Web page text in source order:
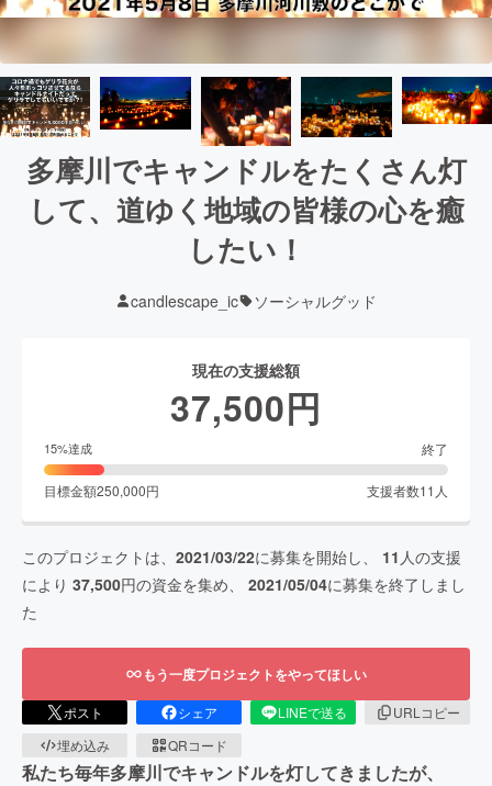
多摩川でキャンドルをたくさん灯
して、道ゆく地域の皆様の心を癒
したい！
candlescape_ic ソーシャルグッド
現在の支援総額
37,500円
15%達成 終了
目標金額250,000円 支援者数11 人
このプロジェクトは、 2021/03/22に募集を開始し、 11 人の支援
により 37,500円の資金を集め、 2021/05/04に募集を終了しまし
た
もう一度プロジェクトをやってほしい
ポスト シェア LINEで送る
URLコピー
埋め込み
QRコード
私たち毎年多摩川でキャンドルを灯してきましたが、